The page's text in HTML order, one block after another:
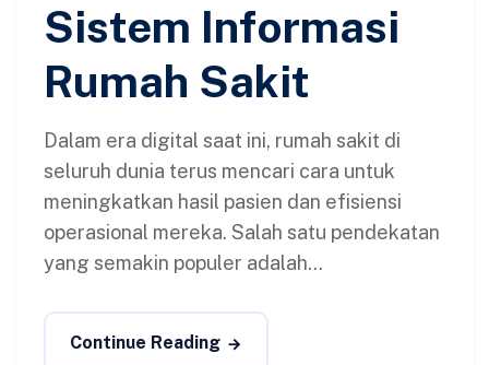
Sistem Informasi
Rumah Sakit
Dalam era digital saat ini, rumah sakit di
seluruh dunia terus mencari cara untuk
meningkatkan hasil pasien dan efisiensi
operasional mereka. Salah satu pendekatan
yang semakin populer adalah...
Continue Reading